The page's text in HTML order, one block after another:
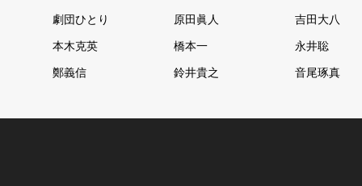
劇団ひとり 原田眞人 吉田大八
本木克英 橋本一 永井聡
鄭義信 鈴井貴之 音尾琢真